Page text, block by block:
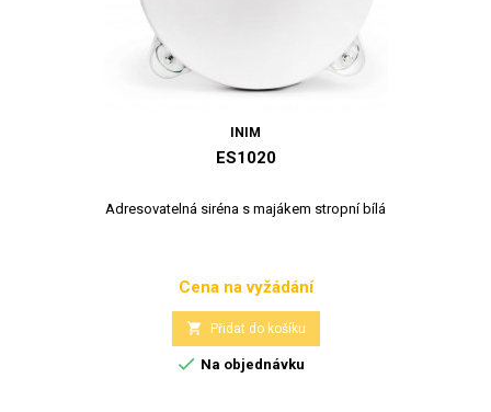
INIM
ES1020
Adresovatelná siréna s majákem stropní bílá
Cena
Cena na vyžádání
 Přidat do košíku
 Na objednávku